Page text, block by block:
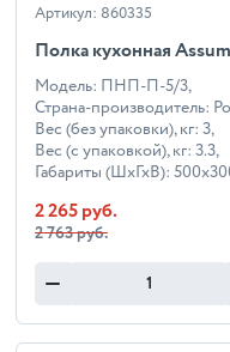
Артикул: 860335
Полка кухонная
Модель: ПНП-П-5/3,
Страна-производитель:
Вес (без упаковки), кг: 3,
Вес (с упаковкой), кг: 3.3,
Габариты (ШхГхВ):
2 265 руб.
2 763 руб.